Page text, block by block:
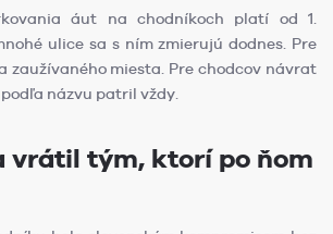
áut na chodníkoch platí od 1.
ulice sa s ním zmierujú dodnes. Pre
zaužívaného miesta. Pre chodcov návrat
názvu patril vždy.
vrátil tým, ktorí po ňom